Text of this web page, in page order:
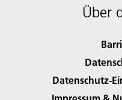
Über
Datenschutz-